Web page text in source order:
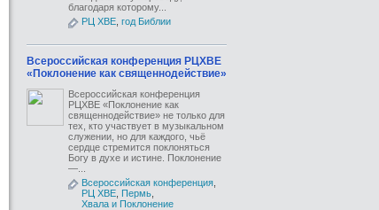
благодаря которому...
РЦ ХВЕ год Библии
Всероссийская конференция РЦХВЕ
«Поклонение как священнодействие»
Всероссийская конференция
РЦХВЕ «Поклонение как
священнодействие» не только для
тех, кто участвует в музыкальном
служении, но для каждого, чьё
сердце стремится поклоняться
Богу в духе и истине. Поклонение
—...
Всероссийская конференция
РЦ ХВЕ Пермь
Хвала и Поклонение